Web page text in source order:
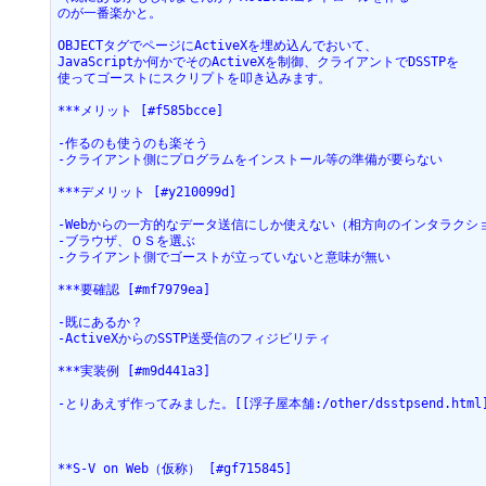
のが一番楽かと。
OBJECTタグでページにActiveXを埋め込んでおいて、
JavaScriptか何かでそのActiveXを制御、クライアントでDSSTPを
使ってゴーストにスクリプトを叩き込みます。
***メリット [#f585bcce]
-作るのも使うのも楽そう
-クライアント側にプログラムをインストール等の準備が要らない
***デメリット [#y210099d]
-Webからの一方的なデータ送信にしか使えない（相方向のインタラクシ
-ブラウザ、ＯＳを選ぶ
-クライアント側でゴーストが立っていないと意味が無い
***要確認 [#mf7979ea]
-既にあるか？
-ActiveXからのSSTP送受信のフィジビリティ
***実装例 [#m9d441a3]
-とりあえず作ってみました。[[浮子屋本舗:/other/
**S-V on Web（仮称） [#gf715845]